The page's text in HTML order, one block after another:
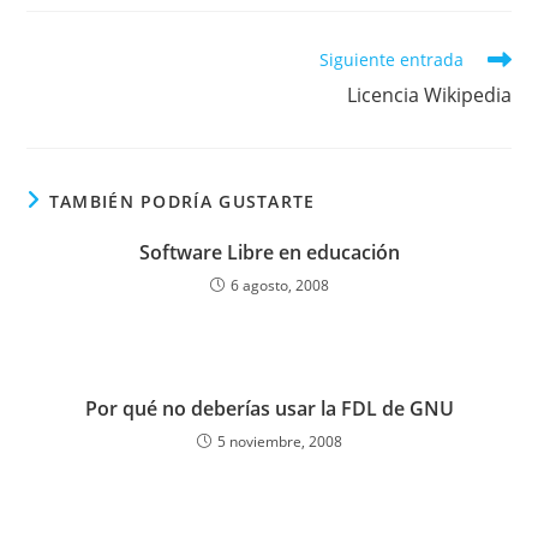
Siguiente entrada
Licencia Wikipedia
TAMBIÉN PODRÍA GUSTARTE
Software Libre en educación
6 agosto, 2008
Por qué no deberías usar la FDL de GNU
5 noviembre, 2008